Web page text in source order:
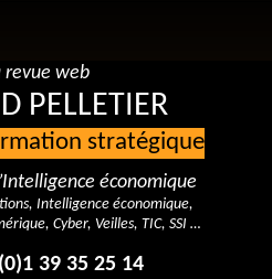
revue web
PELLETIER
stratégique
économique
Intelligence économique,
Cyber, Veilles, TIC, SSI …
39 35 25 14